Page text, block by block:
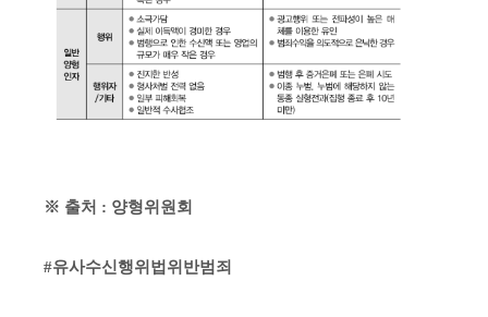
※ 출처 : 양형위원회
#유사수신행위법위반범죄